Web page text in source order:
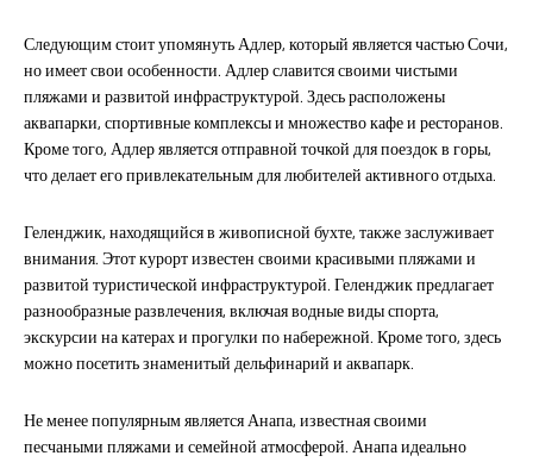
Следующим стоит упомянуть Адлер, который является частью Сочи,
но имеет свои особенности. Адлер славится своими чистыми
пляжами и развитой инфраструктурой. Здесь расположены
аквапарки, спортивные комплексы и множество кафе и ресторанов.
Кроме того, Адлер является отправной точкой для поездок в горы,
что делает его привлекательным для любителей активного отдыха.
Геленджик, находящийся в живописной бухте, также заслуживает
внимания. Этот курорт известен своими красивыми пляжами и
развитой туристической инфраструктурой. Геленджик предлагает
разнообразные развлечения, включая водные виды спорта,
экскурсии на катерах и прогулки по набережной. Кроме того, здесь
можно посетить знаменитый дельфинарий и аквапарк.
Не менее популярным является Анапа, известная своими
песчаными пляжами и семейной атмосферой. Анапа идеально